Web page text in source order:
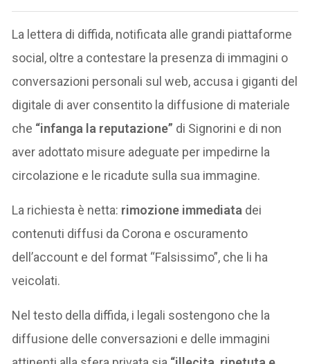
La lettera di diffida, notificata alle grandi piattaforme
social, oltre a contestare la presenza di immagini o
conversazioni personali sul web, accusa i giganti del
digitale di aver consentito la diffusione di materiale
che “infanga la reputazione” di Signorini e di non
aver adottato misure adeguate per impedirne la
circolazione e le ricadute sulla sua immagine.
La richiesta è netta: rimozione immediata dei
contenuti diffusi da Corona e oscuramento
dell’account e del format “Falsissimo”, che li ha
veicolati.
Nel testo della diffida, i legali sostengono che la
diffusione delle conversazioni e delle immagini